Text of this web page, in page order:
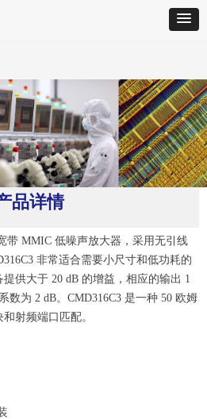
低噪声放大器
带 MMIC 低噪声放大器，采用无引线
非常适合需要小尺寸和低功耗的
供大于 20 dB 的增益，相应的输出 1
数为 2 dB。CMD316C3 是一种 50 欧姆
射频端口匹配。
品详情